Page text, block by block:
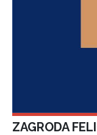
ZAGRODA